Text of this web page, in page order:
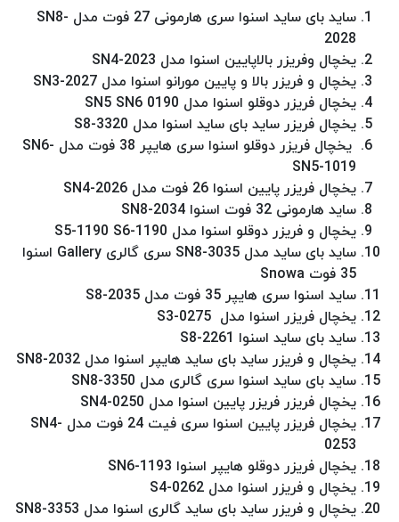
ساید بای ساید اسنوا سری هارمونی 27 فوت مدل SN8-
2028
یخچال وفریزر بالاپایین اسنوا مدل SN4-2023
یخچال و فریزر بالا و پایین مورانو اسنوا مدل SN3-2027
یخچال فریزر دوقلو اسنوا مدل SN5 SN6 0190
یخچال فریزر ساید بای ساید اسنوا مدل S8-3320
یخچال فریزر دوقلو اسنوا سری هایپر 38 فوت مدل SN6-
SN5-1019
یخچال فریزر پایین اسنوا 26 فوت مدل SN4-2026
ساید هارمونی 32 فوت اسنوا SN8-2034
یخچال و فریزر دوقلو اسنوا مدل S5-1190 S6-1190
ساید بای ساید مدل SN8-3035 سری گالری Gallery اسنوا
35 فوت Snowa
ساید اسنوا سری هایپر 35 فوت مدل S8-2035
یخچال فریزر اسنوا مدل S3-0275
ساید بای ساید اسنوا S8-2261
یخچال و فریزر ساید بای ساید هایپر اسنوا مدل SN8-2032
ساید بای ساید اسنوا سری گالری مدل SN8-3350
یخچال فریزر فریزر پایین اسنوا مدل SN4-0250
یخچال فریزر پایین اسنوا سری فیت 24 فوت مدل SN4-
0253
یخچال فریزر دوقلو هایپر اسنوا SN6-1193
یخچال و فریزر اسنوا مدل S4-0262
یخچال و فریزر ساید بای ساید گالری اسنوا مدل SN8-3353